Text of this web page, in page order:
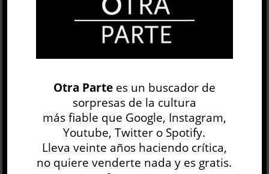
Eterna Cadencia, 2022, 296 págs.
Facebook 0 Twitter 0
Google+ 0 Email 0
Telegram WhatsApp
3 NOV, 2022
Otra Partees un buscador de
sorpresas de la cultura
más fiable que Google, Instagram,
Youtube, Twitter o Spotify.
Lleva veinte años haciendo crítica,
no quiere venderte nada y es gratis.